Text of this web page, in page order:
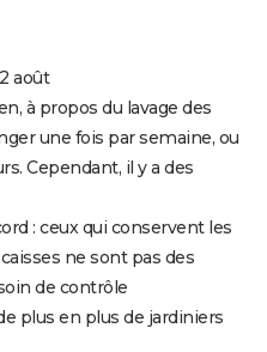
août
à propos du lavage des
une fois par semaine, ou
Cependant, il y a des
: ceux qui conservent les
ne sont pas des
de contrôle
plus en plus de jardiniers